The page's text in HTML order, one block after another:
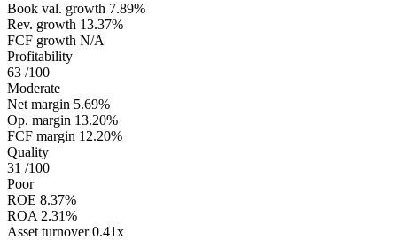
Book val. growth 7.89%
Rev. growth 13.37%
FCF growth N/A
Profitability
63 /100
Moderate
Net margin 5.69%
Op. margin 13.20%
FCF margin 12.20%
Quality
31 /100
Poor
ROE 8.37%
ROA 2.31%
Asset turnover 0.41x